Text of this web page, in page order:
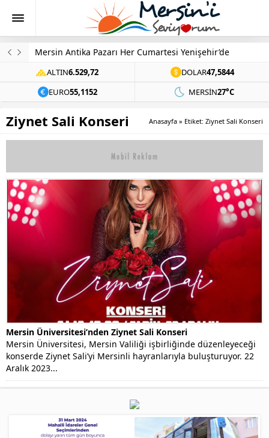
Mersin Antika Pazarı Her Cumartesi Yenişehir’de
ALTIN6.529,72 DOLAR47,5844
EURO55,1152 MERSIN27°C
Ziynet Sali Konseri Anasayfa » Etiket: Ziynet Sali Konseri
Mersin Üniversitesi’nden Ziynet Sali Konseri
Mersin Üniversitesi, Mersin Valiliği işbirliğinde düzenleyeceği
konserde Ziynet Sali’yi Mersinli hayranlarıyla buluşturuyor. 22
Aralık 2023...